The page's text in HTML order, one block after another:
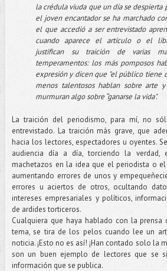
la crédula viuda que un día se despierta
el joven encantador se ha marchado
el que accedió a ser entrevistado
cuando aparece el artículo o el
justifican su traición de varias
temperamentos: los más pomposos
expresión y dicen que "el público tiene
menos talentosos hablan sobre arte
murmuran algo sobre “ganarse la vida".
La traición del periodismo, para mí, no
entrevistado. La traición más grave, que
hacia los lectores, espectadores u oyentes.
audiencia día a día, torciendo la verdad,
machetazos en la idea que el periodista o
aumentando errores de unos y
errores u aciertos de otros, ocultando
intereses empresariales y políticos,
de ardides torticeros.
Cualquiera que haya hablado con la
tema, se tira de los pelos cuando lee un
noticia. ¡Esto no es así! ¡Han contado solo la
son un buen ejemplo de lectores que se
información que se publica.